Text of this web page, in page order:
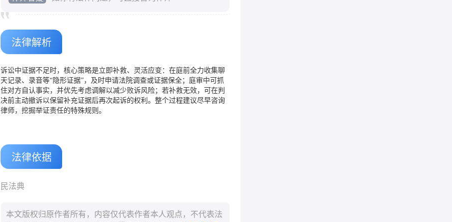
法律解析
诉讼中证据不足时，核心策略是立即补救、灵活应变：在庭前全力收集聊
天记录、录音等“隐形证据”，及时申请法院调查或证据保全；庭审中可抓
住对方自认事实，并优先考虑调解以减少败诉风险；若补救无效，可在判
决前主动撤诉以保留补充证据后再次起诉的权利。整个过程建议尽早咨询
律师，挖掘举证责任的特殊规则。
法律依据
民法典
本文版权归原作者所有，内容仅代表作者本人观点，不代表法